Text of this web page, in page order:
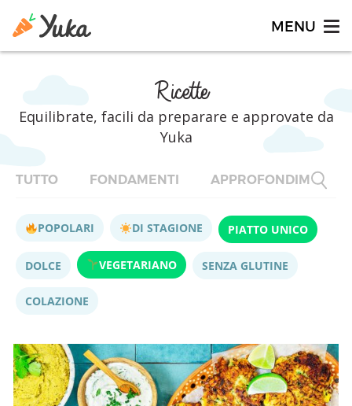
Ricette
Equilibrate, facili da preparare e approvate da
Yuka
TUTTO FONDAMENTI APPROFONDIMENTI
POPOLARI DI STAGIONE PIATTO UNICO
DOLCE VEGETARIANO SENZA GLUTINE
COLAZIONE